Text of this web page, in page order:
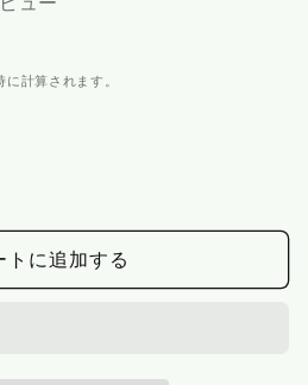
計算されます。
トに追加する